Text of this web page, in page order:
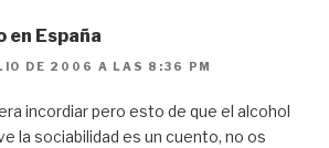
en España
DE 2006 A LAS 8:36 PM
incordiar pero esto de que el alcohol
la sociabilidad es un cuento, no os